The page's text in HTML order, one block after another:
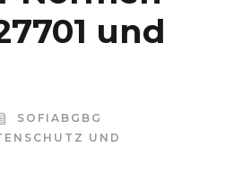
und
SOFIABGBG
UND